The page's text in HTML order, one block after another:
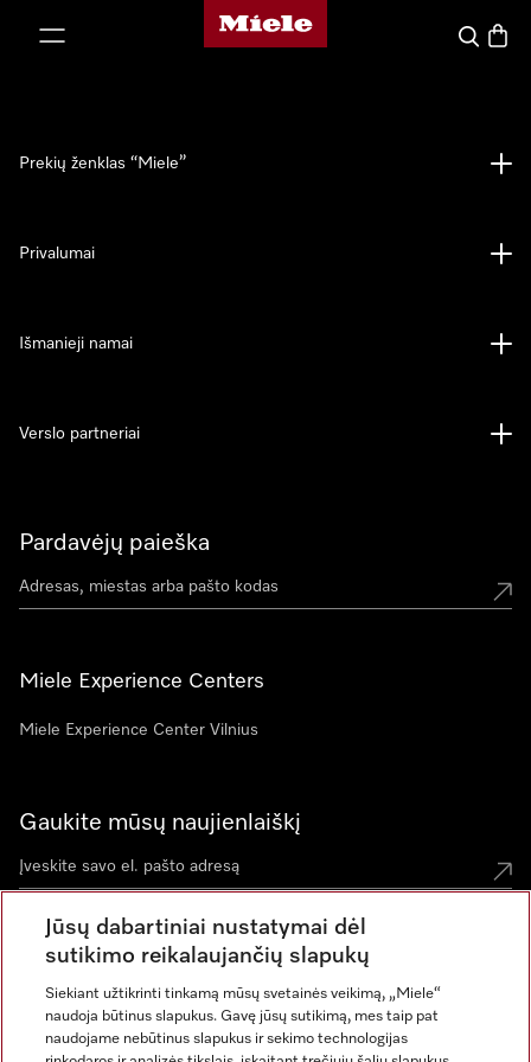
"Miele" pradžios tinklalapis
Paieška
Pardavėjų paieška
Miele Experience Centers
Miele Experience Center Vilnius
Gaukite mūsų naujienlaiškį
Prekių ženklas “Miele”
Privalumai
Išmanieji namai
Verslo partneriai
Jūsų dabartiniai nustatymai dėl
sutikimo reikalaujančių slapukų
Siekiant užtikrinti tinkamą mūsų svetainės veikimą, „Miele“
naudoja būtinus slapukus. Gavę jūsų sutikimą, mes taip pat
naudojame nebūtinus slapukus ir sekimo technologijas